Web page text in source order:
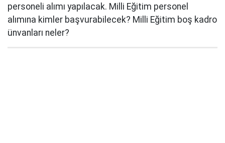
personeli alımı yapılacak. Milli Eğitim personel
alımına kimler başvurabilecek? Milli Eğitim boş kadro
ünvanları neler?